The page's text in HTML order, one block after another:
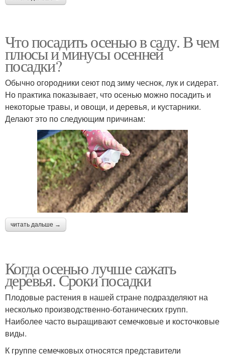
Что посадить осенью в саду. В чем
плюсы и минусы осенней
посадки?
Обычно огородники сеют под зиму чеснок, лук и сидерат.
Но практика показывает, что осенью можно посадить и
некоторые травы, и овощи, и деревья, и кустарники.
Делают это по следующим причинам:
читать дальше →
Когда осенью лучше сажать
деревья. Сроки посадки
Плодовые растения в нашей стране подразделяют на
несколько производственно-ботанических групп.
Наиболее часто выращивают семечковые и косточковые
виды.
К группе семечковых относятся представители